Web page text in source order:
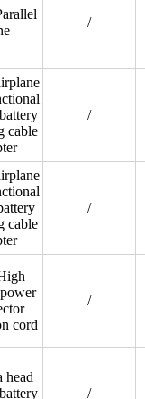
/
cable
/
cable
/
cord
/
head
/